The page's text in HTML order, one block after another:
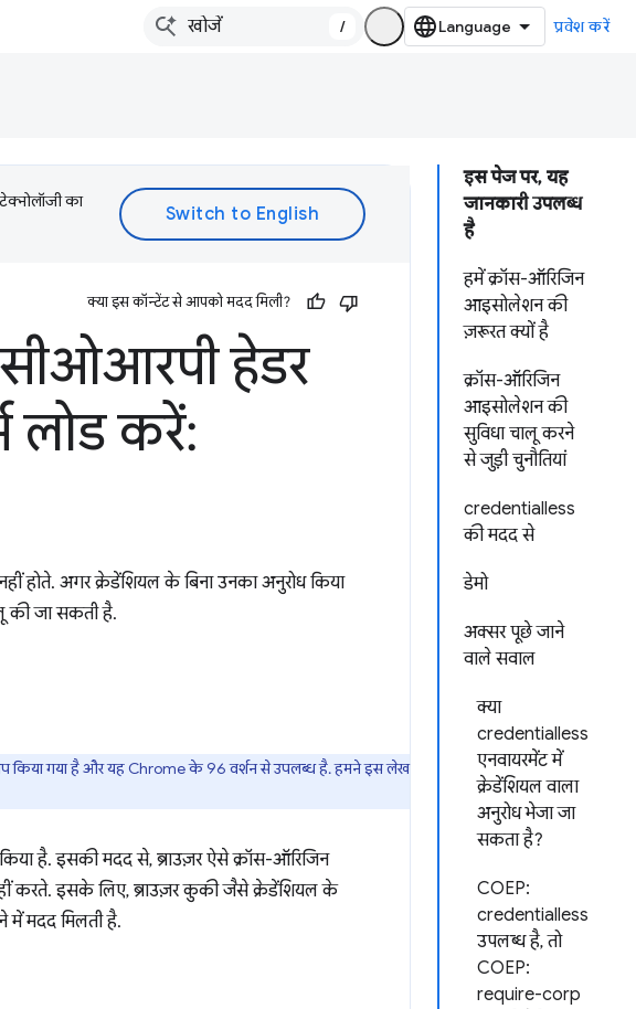
/ प्रवेश करें
इस पेज पर, यह
जानकारी उपलब्ध
है
हमें क्रॉस-ऑरिजिन
आइसोलेशन की
ज़रूरत क्यों है
क्रॉस-ऑरिजिन
आइसोलेशन की
सुविधा चालू करने
से जुड़ी चुनौतियां
credentialless
की मदद से
डेमो
अक्सर पूछे जाने
वाले सवाल
क्या
credentialless
एनवायरमेंट में
क्रेडेंशियल वाला
अनुरोध भेजा जा
सकता है?
COEP:
credentialless
उपलब्ध है, तो
COEP:
require-corp
का
क्या इस कॉन्टेंट से आपको मदद मिली?
हेडर
लोड करें:
होते. अगर क्रेडेंशियल के बिना उनका अनुरोध किया
की जा सकती है.
किया गया है और यह Chrome के 96 वर्शन से उपलब्ध है. हमने इस लेख
है. इसकी मदद से, ब्राउज़र ऐसे क्रॉस-ऑरिजिन
करते. इसके लिए, ब्राउज़र कुकी जैसे क्रेडेंशियल के
में मदद मिलती है.